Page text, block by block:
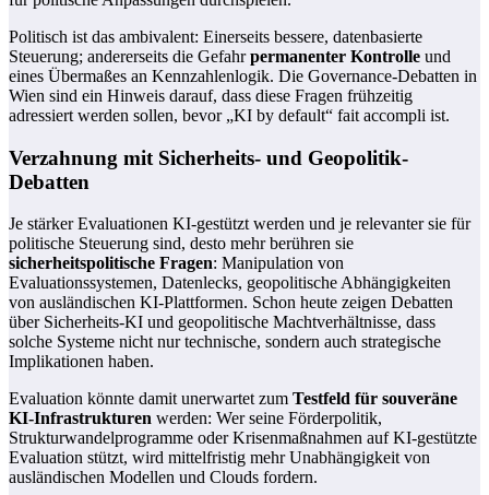
Politisch ist das ambivalent: Einerseits bessere, datenbasierte
Steuerung; andererseits die Gefahrpermanenter Kontrolle und
eines Übermaßes an Kennzahlenlogik. Die Governance-Debatten in
Wien sind ein Hinweis darauf, dass diese Fragen frühzeitig
adressiert werden sollen, bevor „KI by default“ fait accompli ist.
Verzahnung mit Sicherheits- und Geopolitik-
Debatten
Je stärker Evaluationen KI-gestützt werden und je relevanter sie für
politische Steuerung sind, desto mehr berühren sie
sicherheitspolitische Fragen: Manipulation von
Evaluationssystemen, Datenlecks, geopolitische Abhängigkeiten
von ausländischen KI-Plattformen. Schon heute zeigen Debatten
über Sicherheits-KI und geopolitische Machtverhältnisse, dass
solche Systeme nicht nur technische, sondern auch strategische
Implikationen haben.
Evaluation könnte damit unerwartet zum Testfeld für souveräne
KI-Infrastrukturen werden: Wer seine Förderpolitik,
Strukturwandelprogramme oder Krisenmaßnahmen auf KI-gestützte
Evaluation stützt, wird mittelfristig mehr Unabhängigkeit von
ausländischen Modellen und Clouds fordern.